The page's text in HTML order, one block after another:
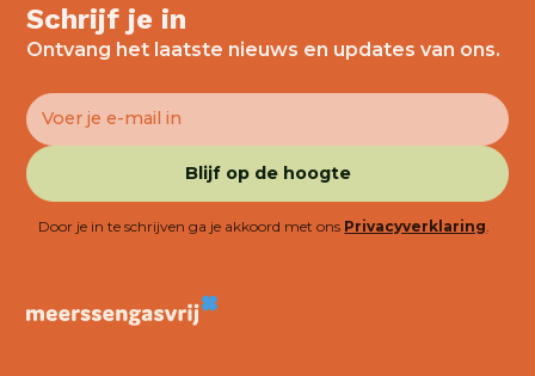
Schrijf je in
Ontvang het laatste nieuws en updates van ons.
Door je in te schrijven ga je akkoord met ons Privacyverklaring